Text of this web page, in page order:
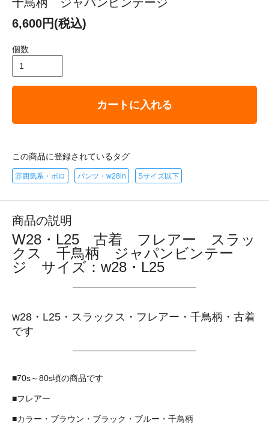
6,600円(税込)
個数
カートに入れる
この商品に登録されているタグ
雰囲気系・ボロ パンツ・w28in Sサイズ以下
商品の説明
W28・L25 古着 フレアー スラッ
クス 千鳥柄 ジャパンビンテー
ジ サイズ：w28・L25
w28・L25・スラックス・フレアー・千鳥柄・古着
です
■70s～80s頃の商品です
■フレアー
■カラー・ブラウン・ブラック・ブルー・千鳥柄